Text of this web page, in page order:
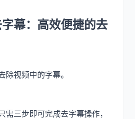
幕：高效便捷的去
除视频中的字幕。
需三步即可完成去字幕操作，